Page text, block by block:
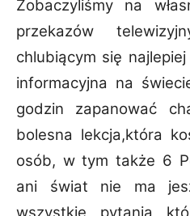
Zobaczyliśmy na
przekazów
chlubiącym się
informacyjna na
godzin zapanować
bolesna lekcja,która
osób, w tym także 6
ani świat nie ma
wszystkie pytania